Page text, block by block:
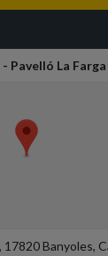
Pavelló La Farga
17820 Banyoles,